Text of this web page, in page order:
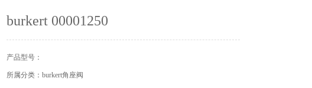
burkert 00001250
产品型号：
所属分类：burkert角座阀